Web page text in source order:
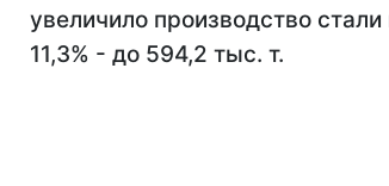
увеличило производство стали
11,3% - до 594,2 тыс. т.